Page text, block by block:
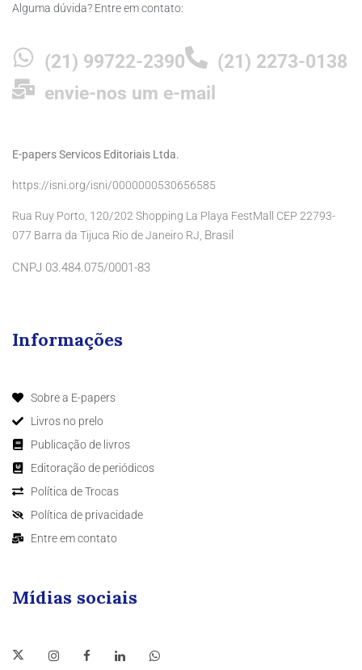
Alguma dúvida? Entre em contato:
(21) 99722-2390
(21) 2273-0138
envie-nos um e-mail
E-papers Servicos Editoriais Ltda.
https://isni.org/isni/0000000530656585
Rua Ruy Porto, 120/202 Shopping La Playa FestMall CEP 22793-
077 Barra da Tijuca Rio de Janeiro RJ, Brasil
CNPJ 03.484.075/0001-83
Informações
Sobre a E-papers
Livros no prelo
Publicação de livros
Editoração de periódicos
Política de Trocas
Política de privacidade
Entre em contato
Mídias sociais